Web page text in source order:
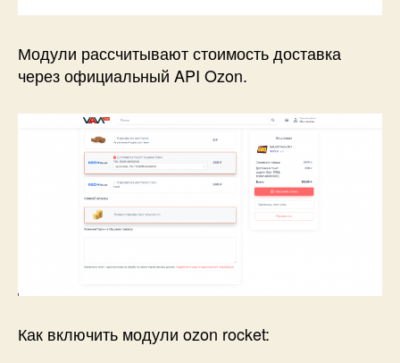
Модули рассчитывают стоимость доставка
через официальный API Ozon.
Как включить модули ozon rocket: